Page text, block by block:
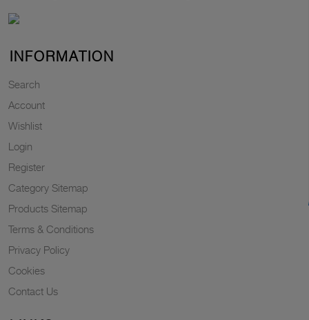
INFORMATION
Search
Account
Wishlist
Login
Register
Category Sitemap
Products Sitemap
Terms & Conditions
Privacy Policy
Cookies
Contact Us